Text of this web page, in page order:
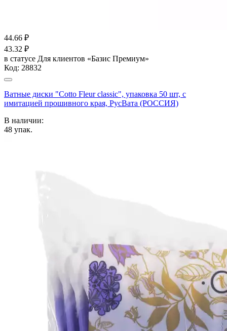
44.66 ₽
43.32 ₽
в статусе Для клиентов «Базис Премиум»
Код: 28832
Ватные диски "Cotto Fleur classic", упаковка 50 шт, с
имитацией прошивного края, РусВата (РОССИЯ)
В наличии:
48 упак.